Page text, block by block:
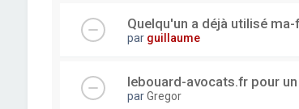
Quelqu'un a déjà utilisé
par guillaume
lebouard-avocats.fr pour
parGregor